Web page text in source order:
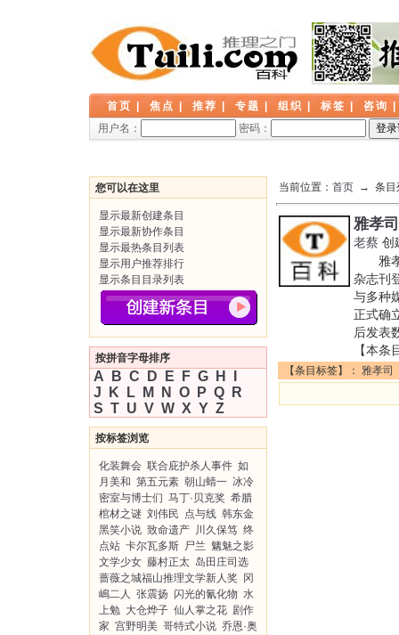
首页 焦点 推荐 专题 组织 标签 咨询
用户名：
密码：
您可以在这里
显示最新创建条目
显示最新协作条目
显示最热条目列表
显示用户推荐排行
显示条目目录列表
按拼音字母排序
A B C D E F G H
J
K L M N O P Q
R
S T U V W X Y Z
按标签浏览
化装舞会 联合庇护杀人事件 如
月美和 第五元素 朝山蜻一 冰冷
密室与博士们 马丁·贝克奖 希腊
棺材之谜 刘伟民 点与线 韩东金
黑笑小说 致命遗产 川久保笃 终
点站 卡尔瓦多斯 尸兰 魑魅之影
文学少女 藤村正太 岛田庄司选
蔷薇之城福山推理文学新人奖
冈
嶋二人 张震扬 闪光的氰化物 水
上勉 大仓烨子 仙人掌之花 剧作
家 宫野明美 哥特式小说 乔恩·奥
当前位置： 首页 → 条目
雅孝司
老蔡 创
雅孝
杂志刊
与多种
正式确
后发表
【本条
【条目标签】： 雅孝司